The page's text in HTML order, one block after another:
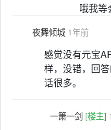
哦我等
夜舞倾城 1年前
感觉没有元宝
样，没错，回
话很多。
一箫一剑 [楼主]